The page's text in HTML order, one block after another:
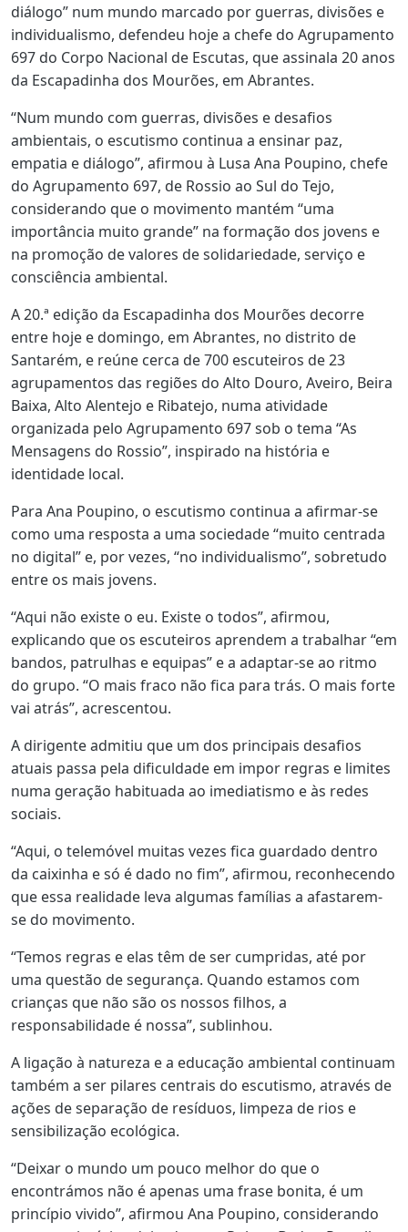
diálogo” num mundo marcado por guerras, divisões e
individualismo, defendeu hoje a chefe do Agrupamento
697 do Corpo Nacional de Escutas, que assinala 20 anos
da Escapadinha dos Mourões, em Abrantes.
“Num mundo com guerras, divisões e desafios
ambientais, o escutismo continua a ensinar paz,
empatia e diálogo”, afirmou à Lusa Ana Poupino, chefe
do Agrupamento 697, de Rossio ao Sul do Tejo,
considerando que o movimento mantém “uma
importância muito grande” na formação dos jovens e
na promoção de valores de solidariedade, serviço e
consciência ambiental.
A 20.ª edição da Escapadinha dos Mourões decorre
entre hoje e domingo, em Abrantes, no distrito de
Santarém, e reúne cerca de 700 escuteiros de 23
agrupamentos das regiões do Alto Douro, Aveiro, Beira
Baixa, Alto Alentejo e Ribatejo, numa atividade
organizada pelo Agrupamento 697 sob o tema “As
Mensagens do Rossio”, inspirado na história e
identidade local.
Para Ana Poupino, o escutismo continua a afirmar-se
como uma resposta a uma sociedade “muito centrada
no digital” e, por vezes, “no individualismo”, sobretudo
entre os mais jovens.
“Aqui não existe o eu. Existe o todos”, afirmou,
explicando que os escuteiros aprendem a trabalhar “em
bandos, patrulhas e equipas” e a adaptar-se ao ritmo
do grupo. “O mais fraco não fica para trás. O mais forte
vai atrás”, acrescentou.
A dirigente admitiu que um dos principais desafios
atuais passa pela dificuldade em impor regras e limites
numa geração habituada ao imediatismo e às redes
sociais.
“Aqui, o telemóvel muitas vezes fica guardado dentro
da caixinha e só é dado no fim”, afirmou, reconhecendo
que essa realidade leva algumas famílias a afastarem-
se do movimento.
“Temos regras e elas têm de ser cumpridas, até por
uma questão de segurança. Quando estamos com
crianças que não são os nossos filhos, a
responsabilidade é nossa”, sublinhou.
A ligação à natureza e a educação ambiental continuam
também a ser pilares centrais do escutismo, através de
ações de separação de resíduos, limpeza de rios e
sensibilização ecológica.
“Deixar o mundo um pouco melhor do que o
encontrámos não é apenas uma frase bonita, é um
princípio vivido”, afirmou Ana Poupino, considerando